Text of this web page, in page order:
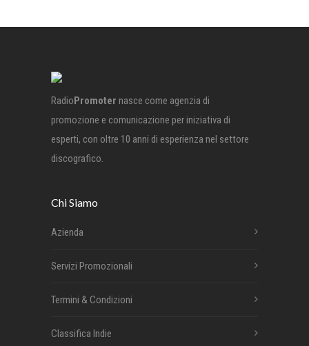
RadioPromoter nasce come agenzia di
promozione e comunicazione per iniziativa di
esperti, con oltre 10 anni di esperienza nel settore
discografico.
Chi Siamo
Azienda
Servizi Promozionali
Termini & Condizioni
Classifica Indie